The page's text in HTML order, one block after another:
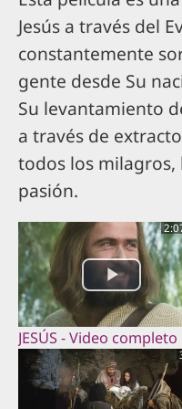
Jesús a través del
constantemente
gente desde Su
Su levantamiento
a través de
todos los milagros,
pasión.
JESÚS - Video completo